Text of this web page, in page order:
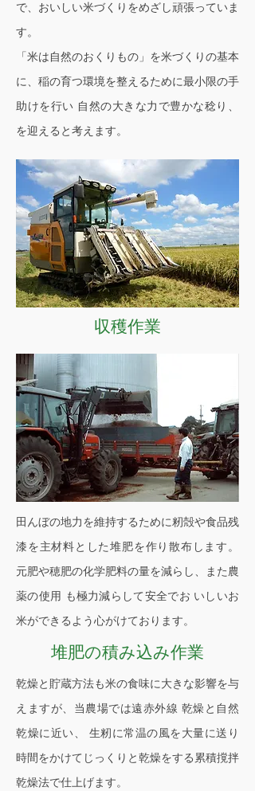
で、おいしい米づくりをめざし頑張っていま
す。
「米は自然のおくりもの」を米づくりの基本
に、稲の育つ環境を整えるために最小限の手
助けを行い 自然の大きな力で豊かな稔り、
を迎えると考えます。
収穫作業
田んぼの地力を維持するために籾殻や食品残
漆を主材料とした堆肥を作り散布します。
元肥や穂肥の化学肥料の量を減らし、また農
薬の使用 も極力減らして安全でお いしいお
米ができるよう心がけております。
堆肥の積み込み作業
乾燥と貯蔵方法も米の食味に大きな影響を与
えますが、当農場では遠赤外線 乾燥と自然
乾燥に近い、 生籾に常温の風を大量に送り
時間をかけてじっくりと乾燥をする累積撹拌
乾燥法で仕上げます。